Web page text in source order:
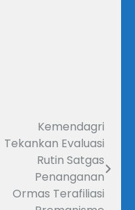
Kemendagri
Tekankan Evaluasi
Rutin Satgas
Penanganan
Ormas Terafiliasi